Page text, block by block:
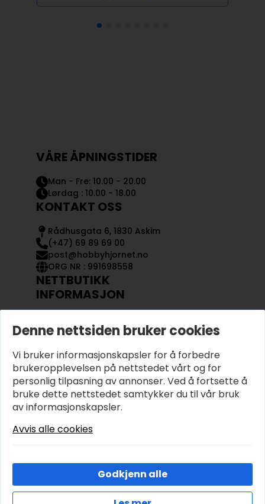
VÅRE ÅPNINGSTIDER
Man - Fre: 10.00 - 20.00
Lørdag : 10.00 - 18.00
KONTAKT OSS
Rådhusgata 6, 1830 Askim
(+47) 69 89 69 00
post@hobbyhjornet.no
ORG NR : 991698558
NETTBUTIKK
INFORMASJON
OM OSS
KJØPSVILKÅR OG BETINGELSER
PERSONVERN
Denne nettsiden bruker cookies
Vi bruker informasjonskapsler for å forbedre
brukeropplevelsen på nettstedet vårt og for
personlig tilpasning av annonser. Ved å fortsette å
bruke dette nettstedet samtykker du til vår bruk
av informasjonskapsler.
Avvis alle cookies
Godkjenn alle